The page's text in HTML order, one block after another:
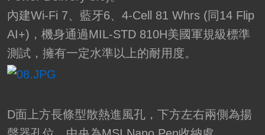
內建Wi-Fi 7、藍牙6、4-Cell 81 Whrs (同14 Flip
AI+)，機身通過MIL-STD 810H美國軍規級標準
測試，擁有一定水準以上的耐用度。
D面上方長條型散熱進風孔，下方左右兩側為揚